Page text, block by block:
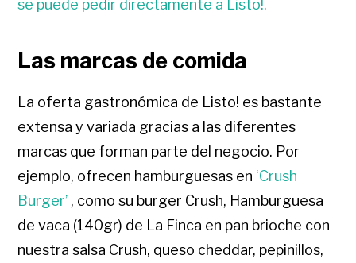
se puede pedir directamente a Listo!.
Las marcas de comida
La oferta gastronómica de Listo! es bastante
extensa y variada gracias a las diferentes
marcas que forman parte del negocio. Por
ejemplo, ofrecen hamburguesas en ‘Crush
Burger’ , como su burger Crush, Hamburguesa
de vaca (140gr) de La Finca en pan brioche con
nuestra salsa Crush, queso cheddar, pepinillos,